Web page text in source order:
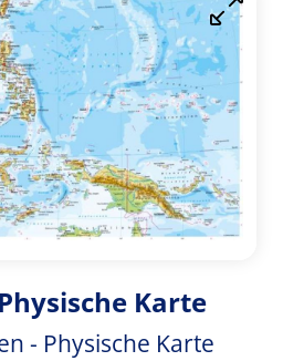
Karte
- Physische Karte